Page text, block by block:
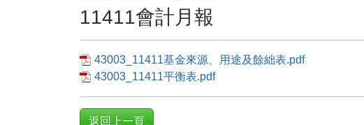
11411會計月報
43003_11411基金來源、用途及餘絀表.pdf
43003_11411平衡表.pdf
返回上一頁